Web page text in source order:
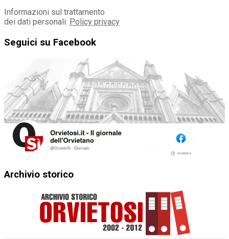
Informazioni sul trattamento
dei dati personali: Policy privacy
Seguici su Facebook
Archivio storico